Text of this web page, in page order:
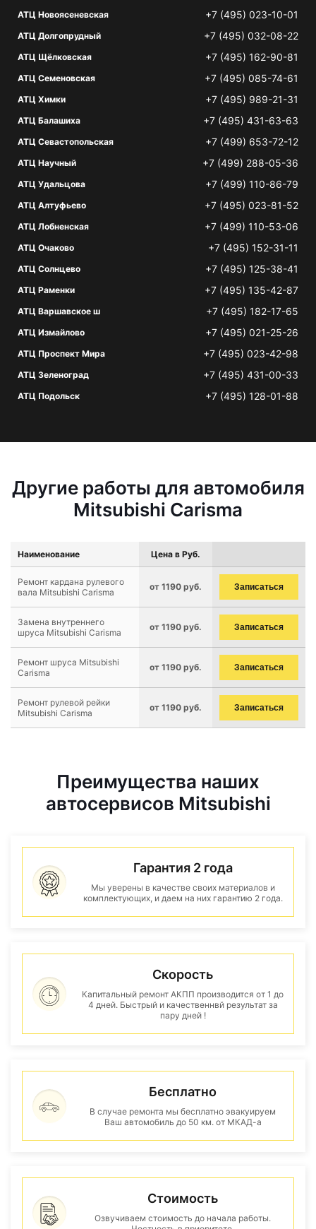
АТЦ Новоясеневская +7 (495) 023-10-01
АТЦ Долгопрудный +7 (495) 032-08-22
АТЦ Щёлковская +7 (495) 162-90-81
АТЦ Семеновская +7 (495) 085-74-61
АТЦ Химки +7 (495) 989-21-31
АТЦ Балашиха +7 (495) 431-63-63
АТЦ Севастопольская +7 (499) 653-72-12
АТЦ Научный +7 (499) 288-05-36
АТЦ Удальцова +7 (499) 110-86-79
АТЦ Алтуфьево +7 (495) 023-81-52
АТЦ Лобненская +7 (499) 110-53-06
АТЦ Очаково +7 (495) 152-31-11
АТЦ Солнцево +7 (495) 125-38-41
АТЦ Раменки +7 (495) 135-42-87
АТЦ Варшавское ш +7 (495) 182-17-65
АТЦ Измайлово +7 (495) 021-25-26
АТЦ Проспект Мира +7 (495) 023-42-98
АТЦ Зеленоград +7 (495) 431-00-33
АТЦ Подольск +7 (495) 128-01-88
Другие работы для автомобиля
Mitsubishi Carisma
Наименование Цена в Руб.
Ремонт кардана рулевого
вала Mitsubishi Carisma
от 1190 руб. Записаться
Замена внутреннего
шруса Mitsubishi Carisma
от 1190 руб. Записаться
Ремонт шруса Mitsubishi
Carisma
от 1190 руб. Записаться
Ремонт рулевой рейки
Mitsubishi Carisma
от 1190 руб. Записаться
Преимущества наших
автосервисов Mitsubishi
Гарантия 2 года
Мы уверены в качестве своих материалов и
комплектующих, и даем на них гарантию 2 года.
Скорость
Капитальный ремонт АКПП производится от 1 до
4 дней. Быстрый и качественнвй результат за
пару дней !
Бесплатно
В случае ремонта мы бесплатно эвакуируем
Ваш автомобиль до 50 км. от МКАД-а
Стоимость
Озвучиваем стоимость до начала работы.